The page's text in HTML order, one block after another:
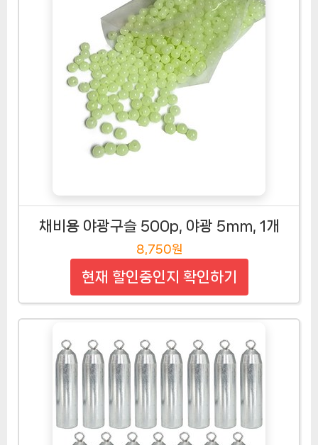
채비용 야광구슬 500p, 야광 5mm, 1개
8,750원
현재 할인중인지 확인하기